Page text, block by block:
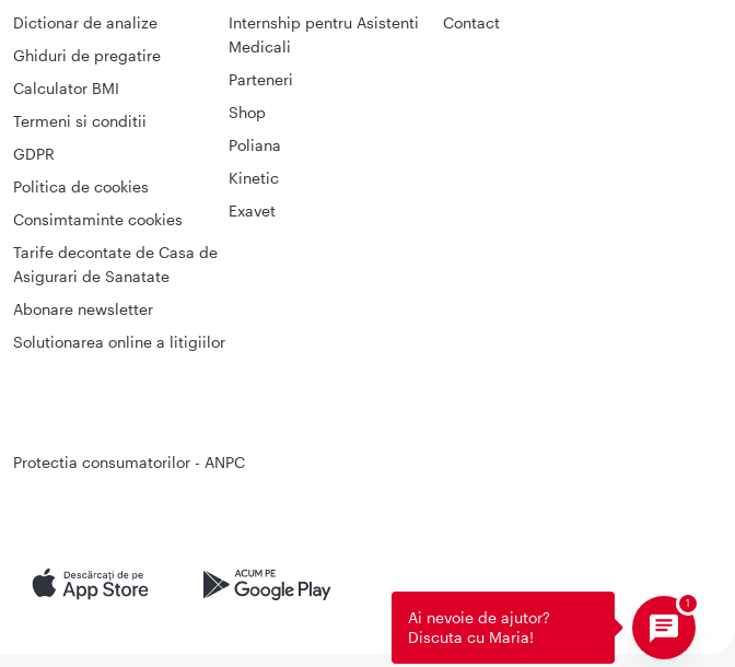
Dictionar de analize
Ghiduri de pregatire
Calculator BMI
Termeni si conditii
GDPR
Politica de cookies
Consimtaminte cookies
Tarife decontate de Casa de
Asigurari de Sanatate
Abonare newsletter
Solutionarea online a litigiilor
Contact
Internship pentru Asistenti
Medicali
Parteneri
Shop
Poliana
Kinetic
Exavet
Protectia consumatorilor - ANPC
Ai nevoie de ajutor?
Discuta cu Maria!